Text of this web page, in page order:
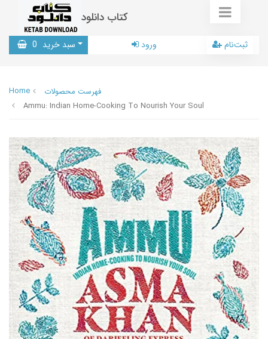
کتاب دانلود
سبد خرید 0 ورود ثبت‌نام
Home
فهرست محصولات
Ammu: Indian Home-Cooking To Nourish Your Soul